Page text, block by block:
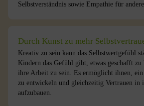
Selbstverständnis sowie Empathie für
Durch Kunst zu mehr
Kreativ zu sein kann das Selbstwertgefühl
Kindern das Gefühl gibt, etwas geschafft zu
ihre Arbeit zu sein. Es ermöglicht ihnen,
zu entwickeln und gleichzeitig Vertrauen in
aufzubauen.